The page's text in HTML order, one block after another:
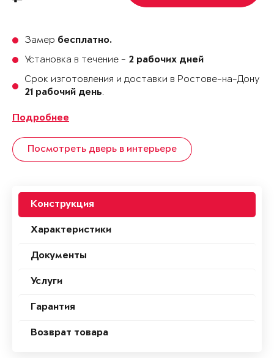
Замер бесплатно.
Установка в течение - 2 рабочих дней
Срок изготовления и доставки в Ростове-на-Дону
21 рабочий день.
Подробнее
Посмотреть дверь в интерьере
Конструкция
Характеристики
Документы
Услуги
Гарантия
Возврат товара